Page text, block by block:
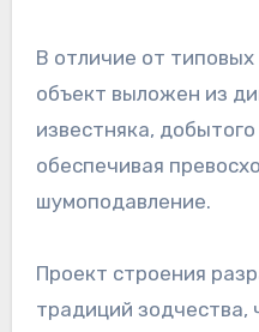
В отличие от
объект выложен из
известняка,
обеспечивая
шумоподавление.
Проект строения
традиций зодчества,